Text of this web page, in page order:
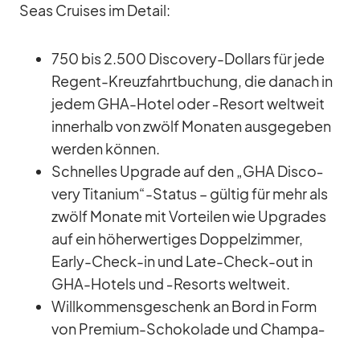
Seas Crui­ses im De­tail:
750 bis 2.500 Dis­co­very-Dol­lars für jede
Re­gent-Kreuz­fahrt­bu­chung, die da­nach in
je­dem GHA-Ho­tel oder ‑Re­sort welt­weit
in­ner­halb von zwölf Mo­na­ten aus­ge­ge­ben
wer­den kön­nen.
Schnel­les Up­grade auf den „GHA Dis­co­
very Titanium“-Status – gül­tig für mehr als
zwölf Mo­nate mit Vor­tei­len wie Up­grades
auf ein hö­her­wer­ti­ges Dop­pel­zim­mer,
Early-Check-in und Late-Check-out in
GHA-Ho­tels und ‑Re­sorts welt­weit.
Will­kom­mens­ge­schenk an Bord in Form
von Pre­mium-Scho­ko­lade und Cham­pa­